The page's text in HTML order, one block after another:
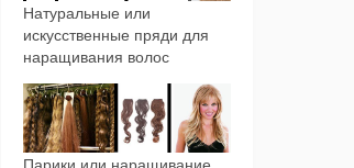
Натуральные или
искусственные пряди для
наращивания волос
Парики или наращивание